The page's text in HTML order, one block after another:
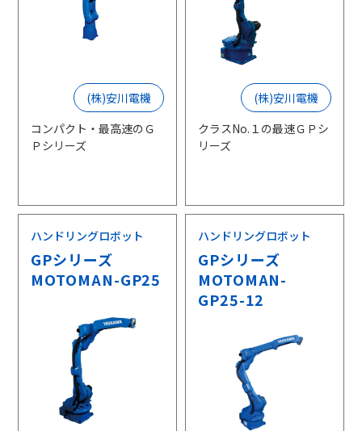
(株)安川電機
コンパクト・最高速のＧ
Ｐシリーズ
(株)安川電機
クラスNo.１の最速ＧＰシ
リーズ
ハンドリングロボット
GPシリーズ
MOTOMAN-GP25
ハンドリングロボット
GPシリーズ
MOTOMAN-
GP25-12